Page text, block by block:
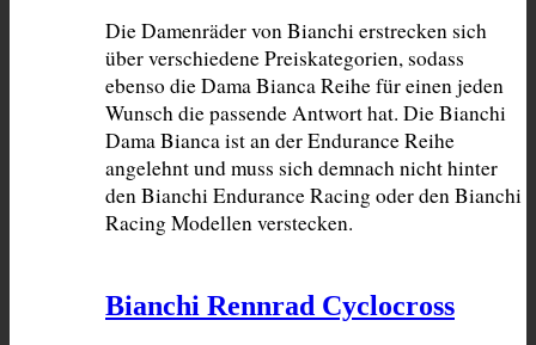
Die Damenräder von Bianchi erstrecken sich
über verschiedene Preiskategorien, sodass
ebenso die Dama Bianca Reihe für einen jeden
Wunsch die passende Antwort hat. Die Bianchi
Dama Bianca ist an der Endurance Reihe
angelehnt und muss sich demnach nicht hinter
den Bianchi Endurance Racing oder den Bianchi
Racing Modellen verstecken.
Bianchi Rennrad Cyclocross